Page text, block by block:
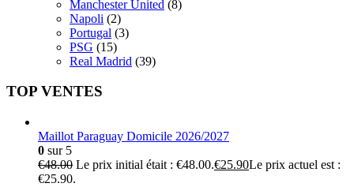
Manchester United (8)
Napoli (2)
Portugal (3)
PSG (15)
Real Madrid (39)
TOP VENTES
Maillot Paraguay Domicile 2026/2027
0 sur 5
€48.00 Le prix initial était : €48.00.€25.90Le prix actuel est :
€25.90.